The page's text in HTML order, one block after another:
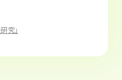
究」